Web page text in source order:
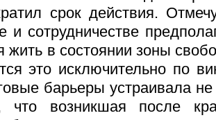
срок действия.
и сотрудничестве
жить в состоянии зоны
это исключительно по
барьеры устраивала
что возникшая после